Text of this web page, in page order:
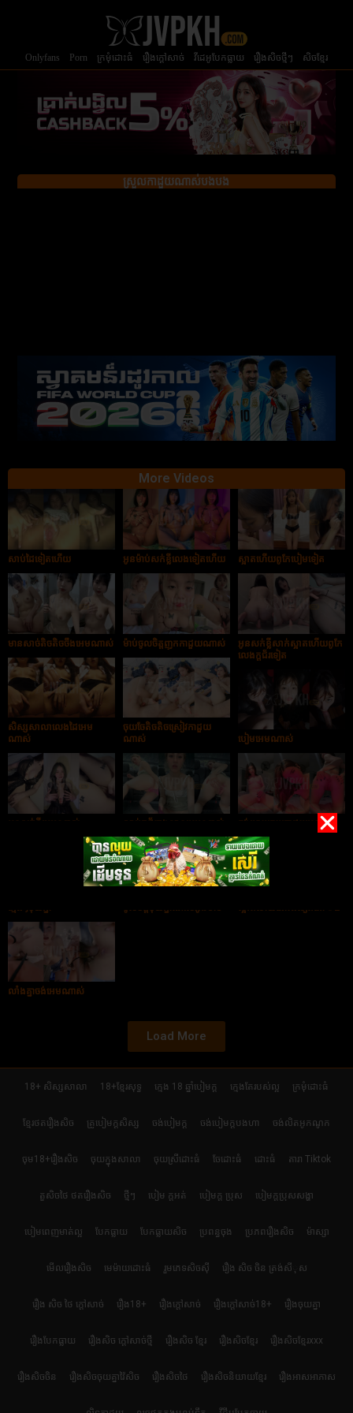
Onlyfans Porn ក្រមំុដោះធំ រឿងក្ដៅសាច់ វីដេអូបែកធ្លាយ រឿងសិចថ្មីៗ សិចខ្មែរ
ស្រួលកាដួយណាស់បងបង
More Videos
សាប់ដៃទៀតហើយ អូនម៉ាប់សក់ខ្លីលេងទៀតហើយ ស្អាតហើយពូកែបៀមទៀត
មានសាច់តិចតិចចឹងអេមណាស់ ម៉ាប់ចូលចិត្តញុកកាដួយណាស់
អូនសក់ខ្លីសាក់ស្អាតហើយពូកែ
លេងក្ដជ័រទៀត
សិស្សសាលាលេងដៃអេម
ណាស់
ចុយចែតិចតិចស្រៀវកាដួយ
ណាស់
បៀមអេមណាស់
អូនសក់ខ្លីអេមណាស់ សាប់ក្ដជ័រក្នុងឡានអេមណាស់ ចង់អោយចុយកាដួយអូន
លាំងគ្នាចង់អេមណាស់
Load More
18+ សិស្សសាលា 18+ខ្មែរសុទ្ធ ក្មេង 18 ឆ្នាំបៀមក្ដ ក្មេងតែរបស់ល្អ ក្រមុំដោះធំ
ខ្មែរថតរឿងសិច គ្រូបៀមក្ដសិស្ស ចង់បៀមក្ដ ចង់បៀមក្តបងហា ចង់លិតអូកណូក
ចុម18+រឿងសិច ចុយក្នុងសាលា ចុយស្រីដោះធំ ចែដោះធំ ដោះធំ តារា Tiktok
តួសិចថៃ ថតរឿងសិច ថ្មីៗ បៀម ក្ដអត់ បៀមក្ដ ប្រុស បៀមក្តប្រុសសង្ហា
បៀមពេញមាត់ល្អ បែកធ្លាយ បែកធ្លាយសិច ប្រពន្ធចុង ប្រភពរឿងសិច ម៉ាស្សា
មើលរឿងសិច មេម៉ាយដោះធំ រួមភេទសិចស៊ី រឿង សិច ចិន ត្រង់សីុស
រឿង សិច ថៃ ក្តៅសាច់ រឿង18+ រឿងក្ដៅសាច់ រឿងក្ដៅសាច់18+ រឿងចុយគ្នា
រឿងបែកធ្លាយ រឿងសិច ក្តៅសាច់ថ្មី រឿងសិច ខ្មែរ រឿងសិចខ្មែរ រឿងសិចខ្មែរxxx
រឿងសិចចិន រឿងសិចចុយគ្នាវ៉ៃសិច រឿងសិចថៃ រឿងសិចនិយាយខ្មែរ រឿងអាសអាភាស